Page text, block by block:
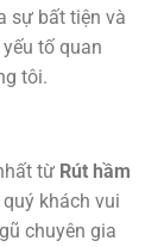
sự bất tiện và
tố quan
tôi.
từ Rút hầm
quý khách vui
chuyên gia